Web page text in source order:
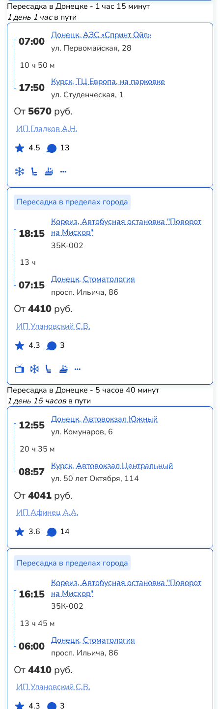
Пересадка в Донецке - 1 час 15 минут
1 день 1 часв пути
07:00
10 ч 50 м
17:50
От 5670 руб.
Донецк, АЗС «Спринт Ойл»
ул. Первомайская, 28
Курск, ТЦ Европа, на парковке
ул. Студенческая, 1
ИП Гладков А.Н.
4.5
13
Пересадка в пределах города
18:15
13 ч
07:15
От4410 руб.
Кореиз, Автобусная остановка "Поворот
на Мисхор"
35К-002
Донецк, Стоматология
просп. Ильича, 86
ИП Улановский С.В.
4.3
3
Пересадка в Донецке - 5 часов 40 минут
1 день 15 часовв пути
12:55
20 ч 35 м
08:57
От4041 руб.
Донецк, Автовокзал Южный
ул. Комунаров, 6
Курск, Автовокзал Центральный
ул. 50 лет Октября, 114
ИП Афинец А.А.
3.6
14
Пересадка в пределах города
16:15
13 ч 45 м
06:00
От4410 руб.
Кореиз, Автобусная остановка "Поворот
на Мисхор"
35К-002
Донецк, Стоматология
просп. Ильича, 86
ИП Улановский С.В.
4.3
3